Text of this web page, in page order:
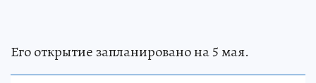
Его открытие запланировано на 5 мая.